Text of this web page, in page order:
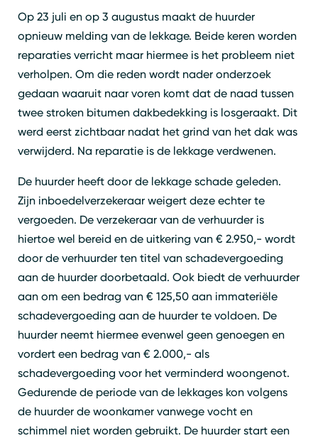
Op 23 juli en op 3 augustus maakt de huurder
opnieuw melding van de lekkage. Beide keren worden
reparaties verricht maar hiermee is het probleem niet
verholpen. Om die reden wordt nader onderzoek
gedaan waaruit naar voren komt dat de naad tussen
twee stroken bitumen dakbedekking is losgeraakt. Dit
werd eerst zichtbaar nadat het grind van het dak was
verwijderd. Na reparatie is de lekkage verdwenen.
De huurder heeft door de lekkage schade geleden.
Zijn inboedelverzekeraar weigert deze echter te
vergoeden. De verzekeraar van de verhuurder is
hiertoe wel bereid en de uitkering van € 2.950,- wordt
door de verhuurder ten titel van schadevergoeding
aan de huurder doorbetaald. Ook biedt de verhuurder
aan om een bedrag van € 125,50 aan immateriële
schadevergoeding aan de huurder te voldoen. De
huurder neemt hiermee evenwel geen genoegen en
vordert een bedrag van € 2.000,- als
schadevergoeding voor het verminderd woongenot.
Gedurende de periode van de lekkages kon volgens
de huurder de woonkamer vanwege vocht en
schimmel niet worden gebruikt. De huurder start een